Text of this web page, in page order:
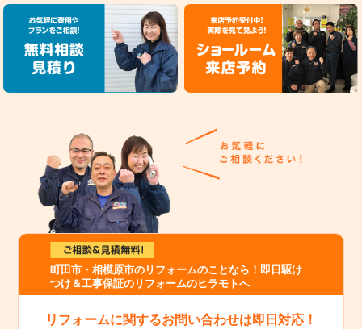
町田市・相模原市のリフォームのことなら！即日駆け
つけ＆工事保証のリフォームのヒラモトへ
リフォームに関するお問い合わせは即日対応！